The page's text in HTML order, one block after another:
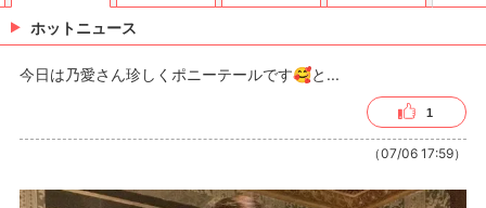
ホットニュース
今日は乃愛さん珍しくポニーテールです🥰と...
1
（07/06 17:59）